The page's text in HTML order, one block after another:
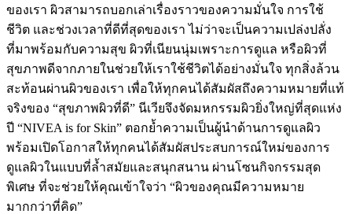
ของเรา ผิวสามารถบอกเล่าเรื่องราวของความมั่นใจ การใช้
ชีวิต และช่วงเวลาที่ดีที่สุดของเรา ไม่ว่าจะเป็นความเปล่งปลั่ง
ที่มาพร้อมกับความสุข ผิวที่เนียนนุ่มเพราะการดูแล หรือผิวที่
สุขภาพดีจากภายในช่วยให้เราใช้ชีวิตได้อย่างมั่นใจ ทุกสิ่งล้วน
สะท้อนผ่านผิวของเรา เพื่อให้ทุกคนได้สัมผัสถึงความหมายที่แท้
จริงของ “สุขภาพผิวที่ดี” นีเวียจึงจัดมหกรรมผิวยิ่งใหญ่ที่สุดแห่ง
ปี “NIVEA is for Skin” ตอกย้ำความเป็นผู้นำด้านการดูแลผิว
พร้อมเปิดโอกาสให้ทุกคนได้สัมผัสประสบการณ์ใหม่ของการ
ดูแลผิวในแบบที่ล้ำสมัยและสนุกสนาน ผ่านโซนกิจกรรมสุด
พิเศษ ที่จะช่วยให้คุณเข้าใจว่า “ผิวของคุณมีความหมาย
มากกว่าที่คิด”